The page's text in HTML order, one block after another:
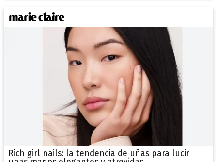
Rich girl nails: la tendencia de uñas para lucir